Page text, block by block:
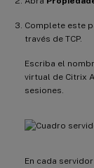
Complete este
través de TCP.
Escriba el
virtual de Citrix
sesiones.
En cada